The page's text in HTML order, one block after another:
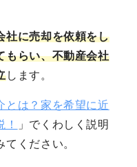
社に売却を依頼をし
もらい、不動産会社
します。
とは？家を希望に近
」でくわしく説明
ください。